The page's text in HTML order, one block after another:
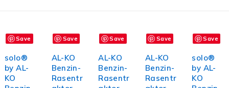
Save
solo®
by AL-
KO
Save
AL-KO
Benzin-
Rasentr
Save
AL-KO
Benzin-
Rasentr
Save
AL-KO
Benzin-
Rasentr
Save
solo®
by AL-
KO